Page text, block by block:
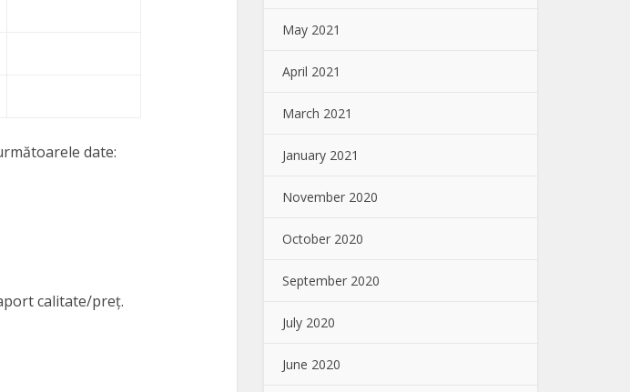
date:
calitate/preț.
May 2021
April 2021
March 2021
January 2021
November 2020
October 2020
September 2020
July 2020
June 2020